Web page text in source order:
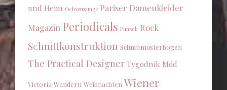
und Heim Ochsenzunge Pariser Damenkleider
Magazin Periodicals Punsch Rock
Schnittkonstruktion Schnittmusterbogen
The Practical Designer Tygodnik Mód
Victoria Wandern Weihnachten Wiener